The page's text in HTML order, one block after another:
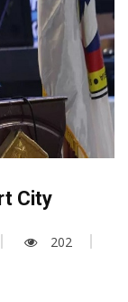
City
202